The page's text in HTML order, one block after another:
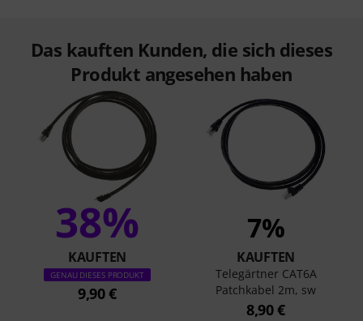
Das kauften Kunden, die sich dieses
Produkt angesehen haben
38%
KAUFTEN
GENAU DIESES PRODUKT
9,90 €
7%
KAUFTEN
Telegärtner CAT6A
Patchkabel 2m, sw
8,90 €